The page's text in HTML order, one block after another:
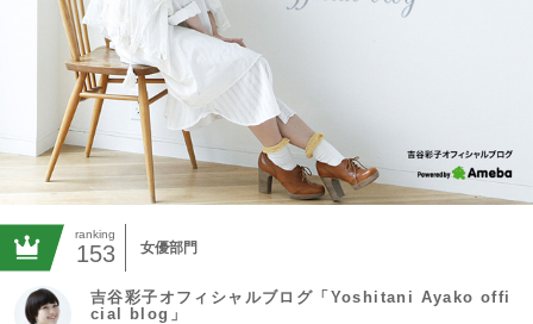
ranking
153 女優部門
吉谷彩子オフィシャルブログ「Yoshitani Ayako offi
cial blog」